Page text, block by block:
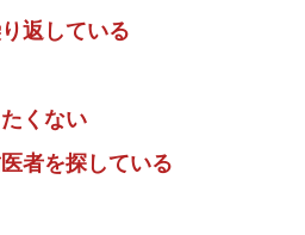
返している
くない
者を探している